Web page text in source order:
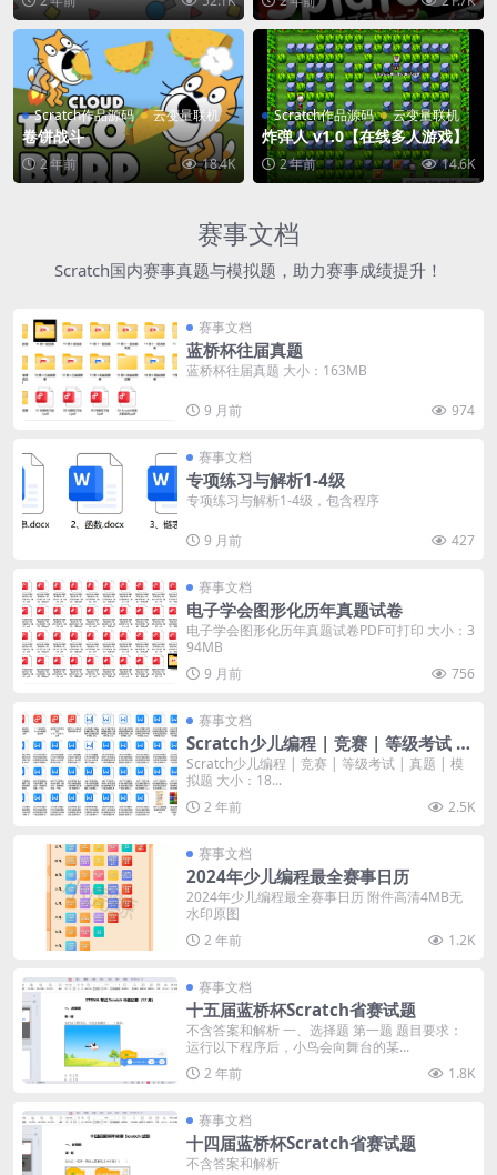
Scratch作品源码 云变量联机
卷饼战斗
2 年前 18.4K
Scratch作品源码 云变量联机
炸弹人 v1.0【在线多人游戏】
2 年前 14.6K
赛事文档
Scratch国内赛事真题与模拟题，助力赛事成绩提升！
赛事文档
蓝桥杯往届真题
蓝桥杯往届真题 大小：163MB
9 月前 974
赛事文档
专项练习与解析1-4级
专项练习与解析1-4级，包含程序
9 月前 427
赛事文档
电子学会图形化历年真题试卷
电子学会图形化历年真题试卷PDF可打印 大小：3
94MB
9 月前
756
赛事文档
Scratch少儿编程 | 竞赛 | 等级考试 |
真题 | 模拟题
Scratch少儿编程 | 竞赛 | 等级考试 | 真题 | 模
拟题 大小：18...
2 年前
2.5K
赛事文档
2024年少儿编程最全赛事日历
2024年少儿编程最全赛事日历 附件高清4MB无
水印原图
2 年前
1.2K
赛事文档
十五届蓝桥杯Scratch省赛试题
不含答案和解析 一、选择题 第一题 题目要求：
运行以下程序后，小鸟会向舞台的某...
2 年前
1.8K
赛事文档
十四届蓝桥杯Scratch省赛试题
不含答案和解析